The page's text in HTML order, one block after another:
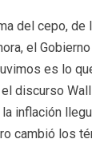
del cepo, de
el
es lo
discurso
inflación
cambió los